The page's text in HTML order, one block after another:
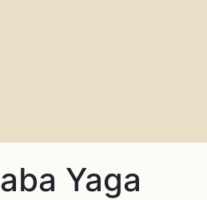
Yaga